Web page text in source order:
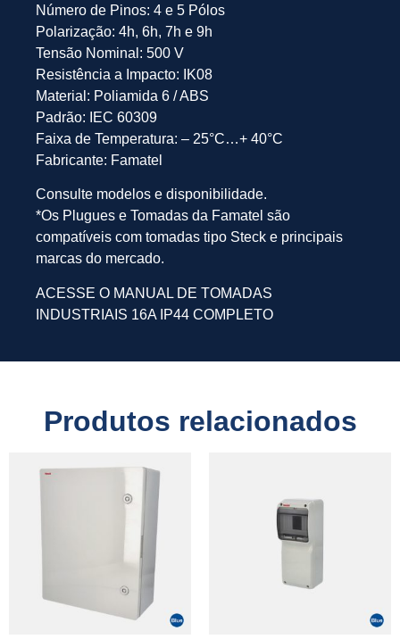
Número de Pinos: 4 e 5 Pólos
Polarização: 4h, 6h, 7h e 9h
Tensão Nominal: 500 V
Resistência a Impacto: IK08
Material: Poliamida 6 / ABS
Padrão: IEC 60309
Faixa de Temperatura: – 25°C…+ 40°C
Fabricante: Famatel
Consulte modelos e disponibilidade.
*Os Plugues e Tomadas da Famatel são
compatíveis com tomadas tipo Steck e principais
marcas do mercado.
ACESSE O MANUAL DE TOMADAS
INDUSTRIAIS 16A IP44 COMPLETO
Produtos relacionados